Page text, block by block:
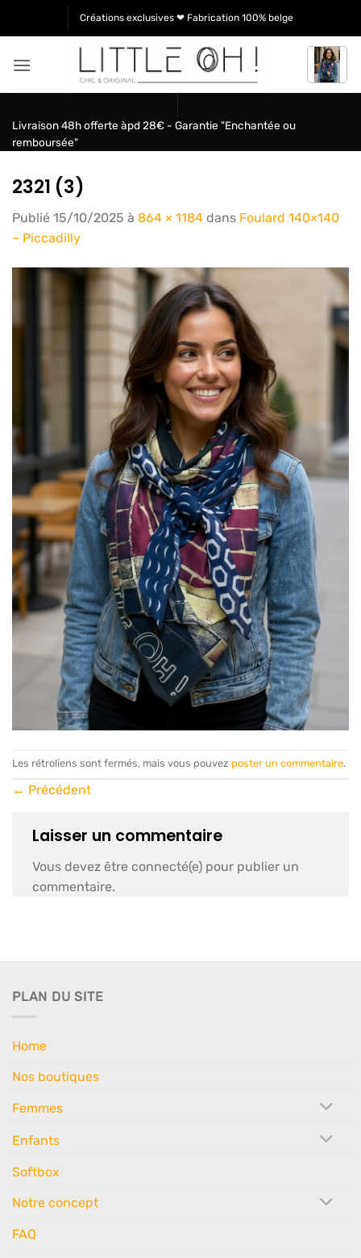
Créations exclusives ❤ Fabrication 100% belge
Livraison 48h offerte àpd 28€ - Garantie "Enchantée ou
remboursée"
2321 (3)
Publié 15/10/2025 à 864 × 1184 dans Foulard 140×140
– Piccadilly
Les rétroliens sont fermés, mais vous pouvez poster un commentaire.
← Précédent
Laisser un commentaire
Vous devez être connecté(e) pour publier un
commentaire.
PLAN DU SITE
Home
Nos boutiques
Femmes
Enfants
Softbox
Notre concept
FAQ